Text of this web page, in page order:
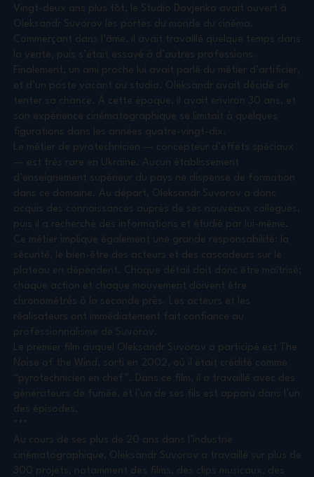
Vingt-deux ans plus tôt, le Studio Dovjenko avait ouvert à
Oleksandr Suvorov les portes du monde du cinéma.
Commerçant dans l’âme, il avait travaillé quelque temps dans
la vente, puis s’était essayé à d’autres professions.
Finalement, un ami proche lui avait parlé du métier d’artificier,
et d’un poste vacant au studio. Oleksandr avait décidé de
tenter sa chance. À cette époque, il avait environ 30 ans, et
son expérience cinématographique se limitait à quelques
figurations dans les années quatre-vingt-dix.
Le métier de pyrotechnicien — concepteur d’effets spéciaux
— est très rare en Ukraine. Aucun établissement
d’enseignement supérieur du pays ne dispense de formation
dans ce domaine. Au départ, Oleksandr Suvorov a donc
acquis des connaissances auprès de ses nouveaux collègues,
puis il a recherché des informations et étudié par lui-même.
Ce métier implique également une grande responsabilité: la
sécurité, le bien-être des acteurs et des cascadeurs sur le
plateau en dépendent. Chaque détail doit donc être maîtrisé;
chaque action et chaque mouvement doivent être
chronométrés à la seconde près. Les acteurs et les
réalisateurs ont immédiatement fait confiance au
professionnalisme de Suvorov.
Le premier film auquel Oleksandr Suvorov a participé est The
Noise of the Wind, sorti en 2002, où il était crédité comme
“pyrotechnicien en chef”. Dans ce film, il a travaillé avec des
générateurs de fumée, et l’un de ses fils est apparu dans l’un
des épisodes.
***
Au cours de ses plus de 20 ans dans l’industrie
cinématographique, Oleksandr Suvorov a travaillé sur plus de
300 projets, notamment des films, des clips musicaux, des